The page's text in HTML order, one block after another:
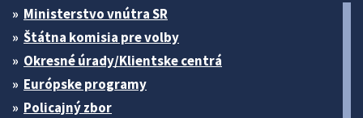
Ministerstvo vnútra SR
Štátna komisia pre volby
Okresné úrady/Klientske centrá
Európske programy
Policajný zbor